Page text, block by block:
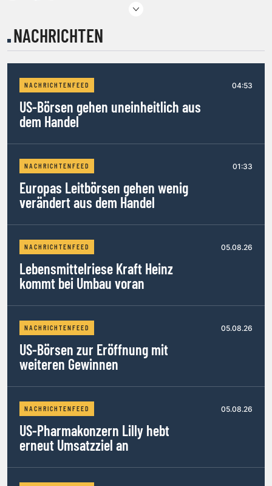
Voest-Warenströme von Donau auf Bahn
verlagert
Neuer Mann im Pierer-Reich: Dealmaker
Zöchling
Warum fast alle der heute „unverzichtbaren“
Börsengänge scheitern werden
NACHRICHTEN
NACHRICHTENFEED
US-Börsen gehen uneinheitlich aus
dem Handel
04:53
NACHRICHTENFEED
Europas Leitbörsen gehen wenig
verändert aus dem Handel
01:33
NACHRICHTENFEED
Lebensmittelriese Kraft Heinz
kommt bei Umbau voran
05.08.26
NACHRICHTENFEED
US-Börsen zur Eröffnung mit
weiteren Gewinnen
05.08.26
NACHRICHTENFEED
US-Pharmakonzern Lilly hebt
erneut Umsatzziel an
05.08.26